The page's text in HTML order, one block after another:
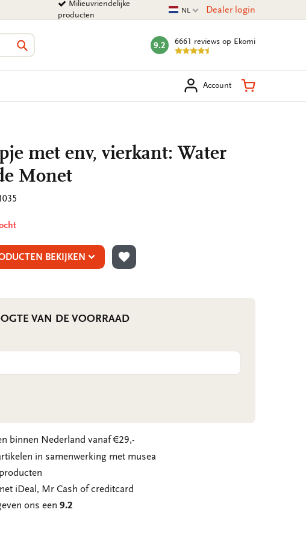
Milieuvriendelijke
producten
Huidige taal
NL Dealer login
Zoeken
mark:
9.2 6661 reviews op Ekomi
Account Winkelmand
met env, vierkant: Water
Monet
BEKIJKEN
TOEVOEGEN AAN VERLANGLIJST
VAN DE VOORRAAD
binnen Nederland vanaf €29,-
in samenwerking met musea
iDeal, Mr Cash of creditcard
ons een9.2